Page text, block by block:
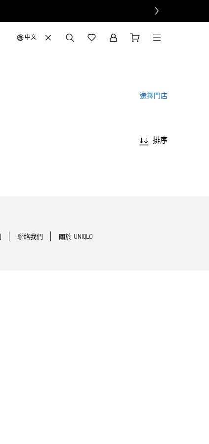
中文
選擇門店
排序
聯絡我們 關於 UNIQLO